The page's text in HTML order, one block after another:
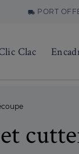
local_shipping PORT
Clac